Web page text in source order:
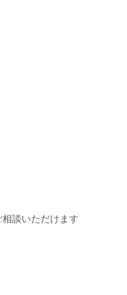
談いただけます